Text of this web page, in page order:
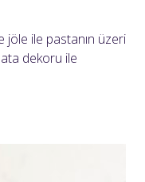
ile pastanın üzeri
dekoru ile